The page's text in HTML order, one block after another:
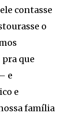
contasse
o
que
e
e
família